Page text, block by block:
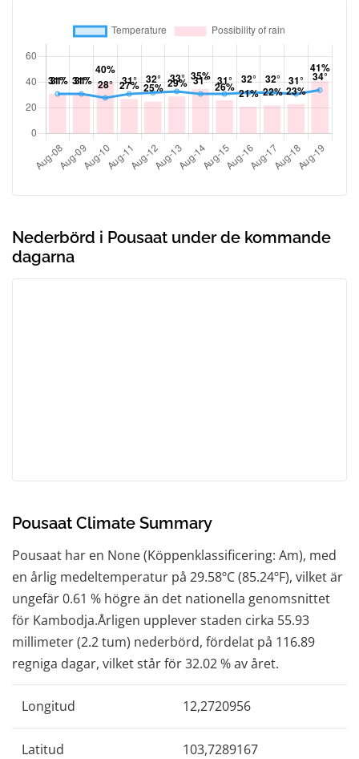
Nederbörd i Pousaat under de kommande
dagarna
Pousaat Climate Summary
Pousaat har en None (Köppenklassificering: Am), med
en årlig medeltemperatur på 29.58ºC (85.24ºF), vilket är
ungefär 0.61 % högre än det nationella genomsnittet
för Kambodja.Årligen upplever staden cirka 55.93
millimeter (2.2 tum) nederbörd, fördelat på 116.89
regniga dagar, vilket står för 32.02 % av året.
Longitud 12,2720956
Latitud 103,7289167